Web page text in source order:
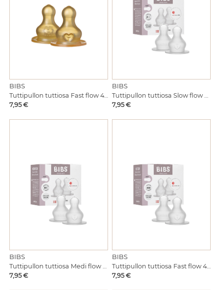
BIBS
Tuttipullon tuttiosa Fast flow 4kk 2-pack luonn.
Hinta
7,95 €
BIBS
Hinta
7,95 €
BIBS
Hinta
7,95 €
BIBS
Tuttipullon tuttiosa Fast flow 4kk 2-pack silikoni
Hinta
7,95 €